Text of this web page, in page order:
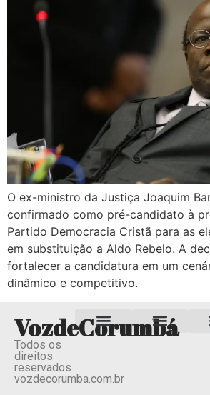
O ex-ministro da Justiça Joaquim
confirmado como pré-candidato à
Partido Democracia Cristã para as
em substituição a Aldo Rebelo. A
fortalecer a candidatura em um
dinâmico e competitivo.
VozdeCorumbá
Todos os
direitos
reservados
vozdecorumba.com.br